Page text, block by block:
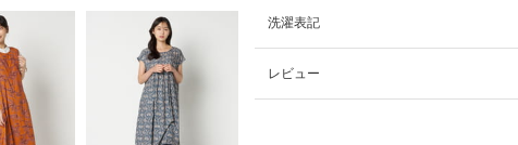
洗濯表記
レビュー